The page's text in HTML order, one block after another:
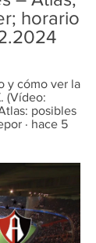
horario
y cómo ver la
(Vídeo:
posibles
· hace 5